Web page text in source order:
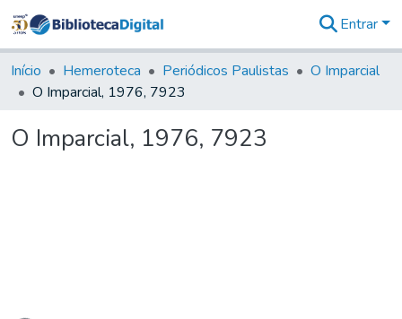
&
Coleções
Tudo na
Digital
Entrar
Início Hemeroteca Periódicos Paulistas
O Imparcial
O Imparcial, 1976, 7923
O Imparcial, 1976, 7923